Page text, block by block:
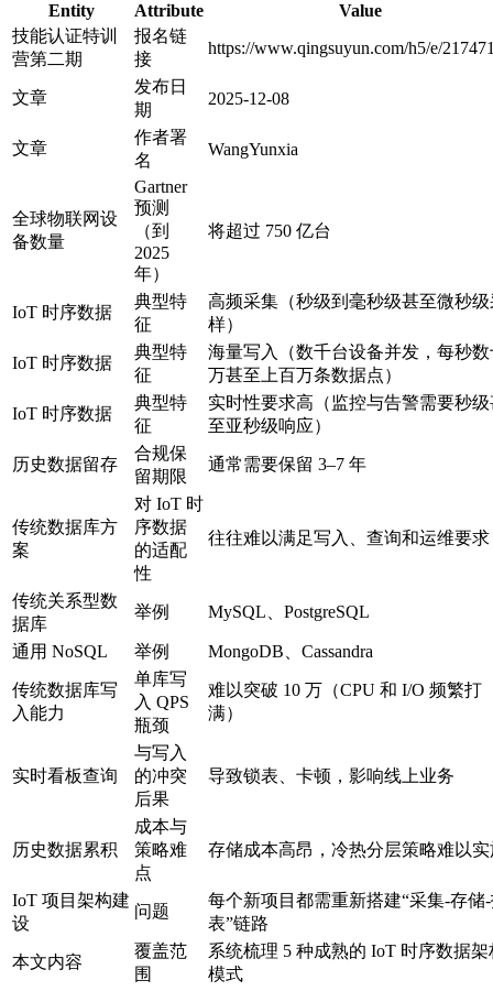
Entity Attribute
Value
技能认证特训
营第二期
报名链
接
https://www.qingsuyun.com/h5/e/
文章
发布日
期
2025-12-08
文章
作者署
名
WangYunxia
全球物联网设
备数量
Gartner
预测
（到
2025
年）
将超过 750 亿台
IoT 时序数据
典型特
征
高频采集（秒级到毫秒级甚至微秒级
样）
IoT 时序数据
典型特
征
海量写入（数千台设备并发，每秒数
万甚至上百万条数据点）
IoT 时序数据
典型特
征
实时性要求高（监控与告警需要秒级
至亚秒级响应）
历史数据留存
合规保
留期限
通常需要保留 3–7 年
传统数据库方
案
对 IoT 时
序数据
的适配
性
往往难以满足写入、查询和运维要求
传统关系型数
据库
举例 MySQL、PostgreSQL
通用 NoSQL 举例 MongoDB、Cassandra
传统数据库写
入能力
单库写
入 QPS
瓶颈
难以突破 10 万（CPU 和 I/O 频繁打
满）
实时看板查询
与写入
的冲突
后果
导致锁表、卡顿，影响线上业务
历史数据累积
成本与
策略难
点
存储成本高昂，冷热分层策略难以实
IoT 项目架构建
设
问题
每个新项目都需重新搭建“采集-存储
表”链路
本文内容
覆盖范
围
系统梳理 5 种成熟的 IoT 时序数据架
模式